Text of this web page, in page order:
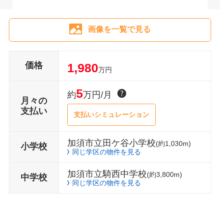
画像を一覧で見る
価格 1,980万円
月々の
支払い
約5万円/月
支払いシミュレーション
小学校 加須市立田ケ谷小学校(約1,030m)
同じ学区の物件を見る
中学校 加須市立騎西中学校(約3,800m)
同じ学区の物件を見る